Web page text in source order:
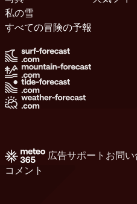
私の雪
すべての冒険の予報
広告サポート お問
コメント